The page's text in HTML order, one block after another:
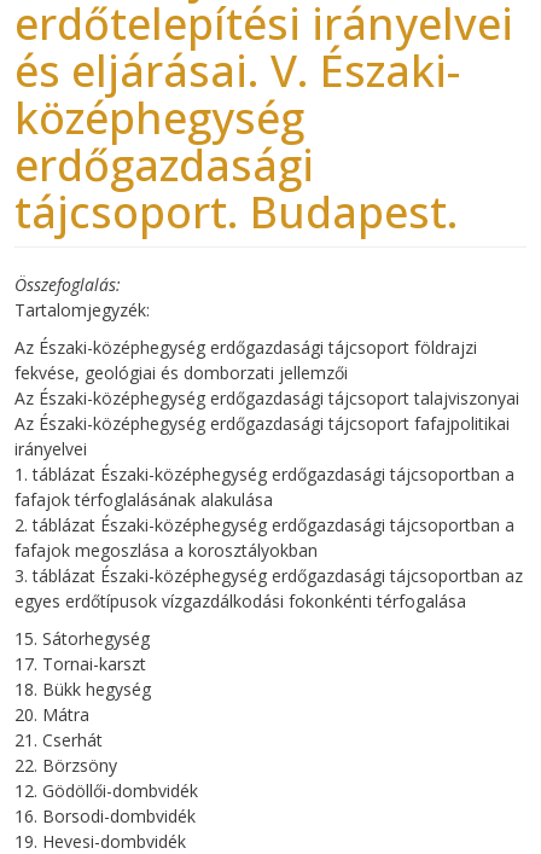
erdőtelepítési irányelvei
és eljárásai. V. Északi-
középhegység
erdőgazdasági
tájcsoport. Budapest.
Összefoglalás
Tartalomjegyzék:
Az Északi-középhegység erdőgazdasági tájcsoport földrajzi
fekvése, geológiai és domborzati jellemzői
Az Északi-középhegység erdőgazdasági tájcsoport talajviszonyai
Az Északi-középhegység erdőgazdasági tájcsoport fafajpolitikai
irányelvei
1. táblázat Északi-középhegység erdőgazdasági tájcsoportban a
fafajok térfoglalásának alakulása
2. táblázat Északi-középhegység erdőgazdasági tájcsoportban a
fafajok megoszlása a korosztályokban
3. táblázat Északi-középhegység erdőgazdasági tájcsoportban az
egyes erdőtípusok vízgazdálkodási fokonkénti térfogalása
15. Sátorhegység
17. Tornai-karszt
18. Bükk hegység
20. Mátra
21. Cserhát
22. Börzsöny
12. Gödöllői-dombvidék
16. Borsodi-dombvidék
19. Hevesi-dombvidék